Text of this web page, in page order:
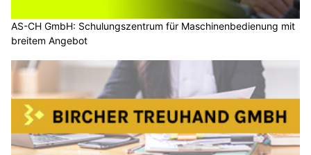
AS-CH GmbH: Schulungszentrum für Maschinenbedienung mit
breitem Angebot